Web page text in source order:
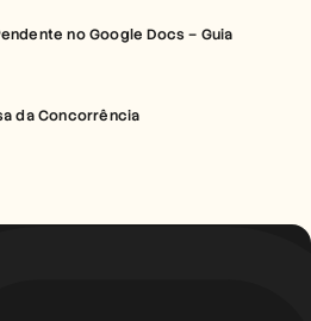
no Google Docs – Guia
da Concorrência